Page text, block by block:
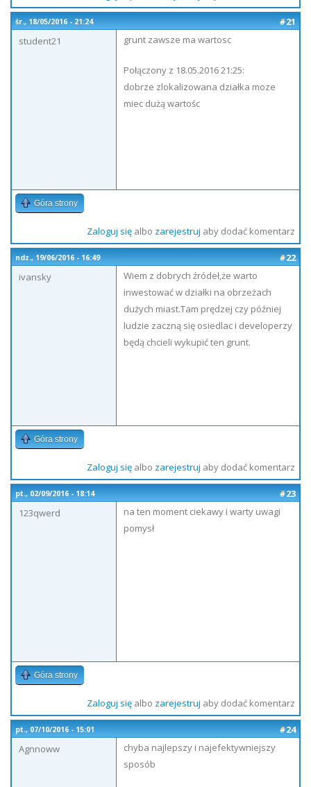
śr., 18/05/2016 - 21:24
#21
student21
grunt zawsze ma wartosc
Połączony z 18.05.2016 21:25:
dobrze zlokalizowana działka moze
miec dużą wartośc
Góra strony
Zaloguj sięalbo zarejestruj aby dodać komentarz
ndz., 19/06/2016 - 16:49
#22
ivansky
Wiem z dobrych źródeł,że warto
inwestować w działki na obrzeżach
dużych miast.Tam prędzej czy później
ludzie zaczną się osiedlac i developerzy
będą chcieli wykupić ten grunt.
Góra strony
Zaloguj sięalbo zarejestruj aby dodać komentarz
pt., 02/09/2016 - 18:14
#23
123qwerd
na ten moment ciekawy i warty uwagi
pomysł
Góra strony
Zaloguj sięalbo zarejestruj aby dodać komentarz
pt., 07/10/2016 - 15:01
#24
Agnnoww
chyba najlepszy i najefektywniejszy
sposób